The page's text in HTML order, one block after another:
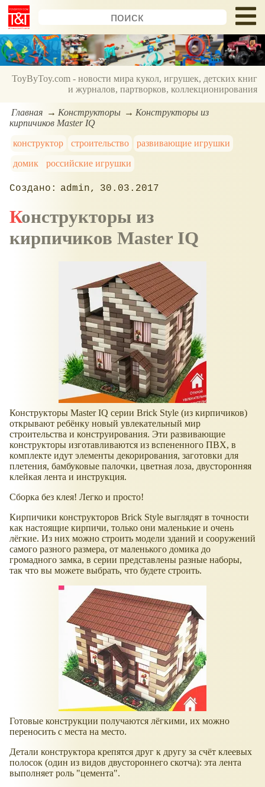
ToyByToy.com - новости мира кукол, игрушек, детских книг
и журналов, партворков, коллекционирования
Главная Конструкторы
Конструкторы из
кирпичиков Master IQ
конструктор
строительство
развивающие игрушки
домик
российские игрушки
admin 30.03.2017
Конструкторы из
кирпичиков Master IQ
Конструкторы Master IQ серии Brick Style (из кирпичиков)
открывают ребёнку новый увлекательный мир
строительства и конструирования. Эти развивающие
конструкторы изготавливаются из вспененного ПВХ, в
комплекте идут элементы декорирования, заготовки для
плетения, бамбуковые палочки, цветная лоза, двусторонняя
клейкая лента и инструкция.
Сборка без клея! Легко и просто!
Кирпичики конструкторов Brick Style выглядят в точности
как настоящие кирпичи, только они маленькие и очень
лёгкие. Из них можно строить модели зданий и сооружений
самого разного размера, от маленького домика до
громадного замка, в серии представлены разные наборы,
так что вы можете выбрать, что будете строить.
Готовые конструкции получаются лёгкими, их можно
переносить с места на место.
Детали конструктора крепятся друг к другу за счёт клеевых
полосок (один из видов двустороннего скотча): эта лента
выполняет роль "цемента".